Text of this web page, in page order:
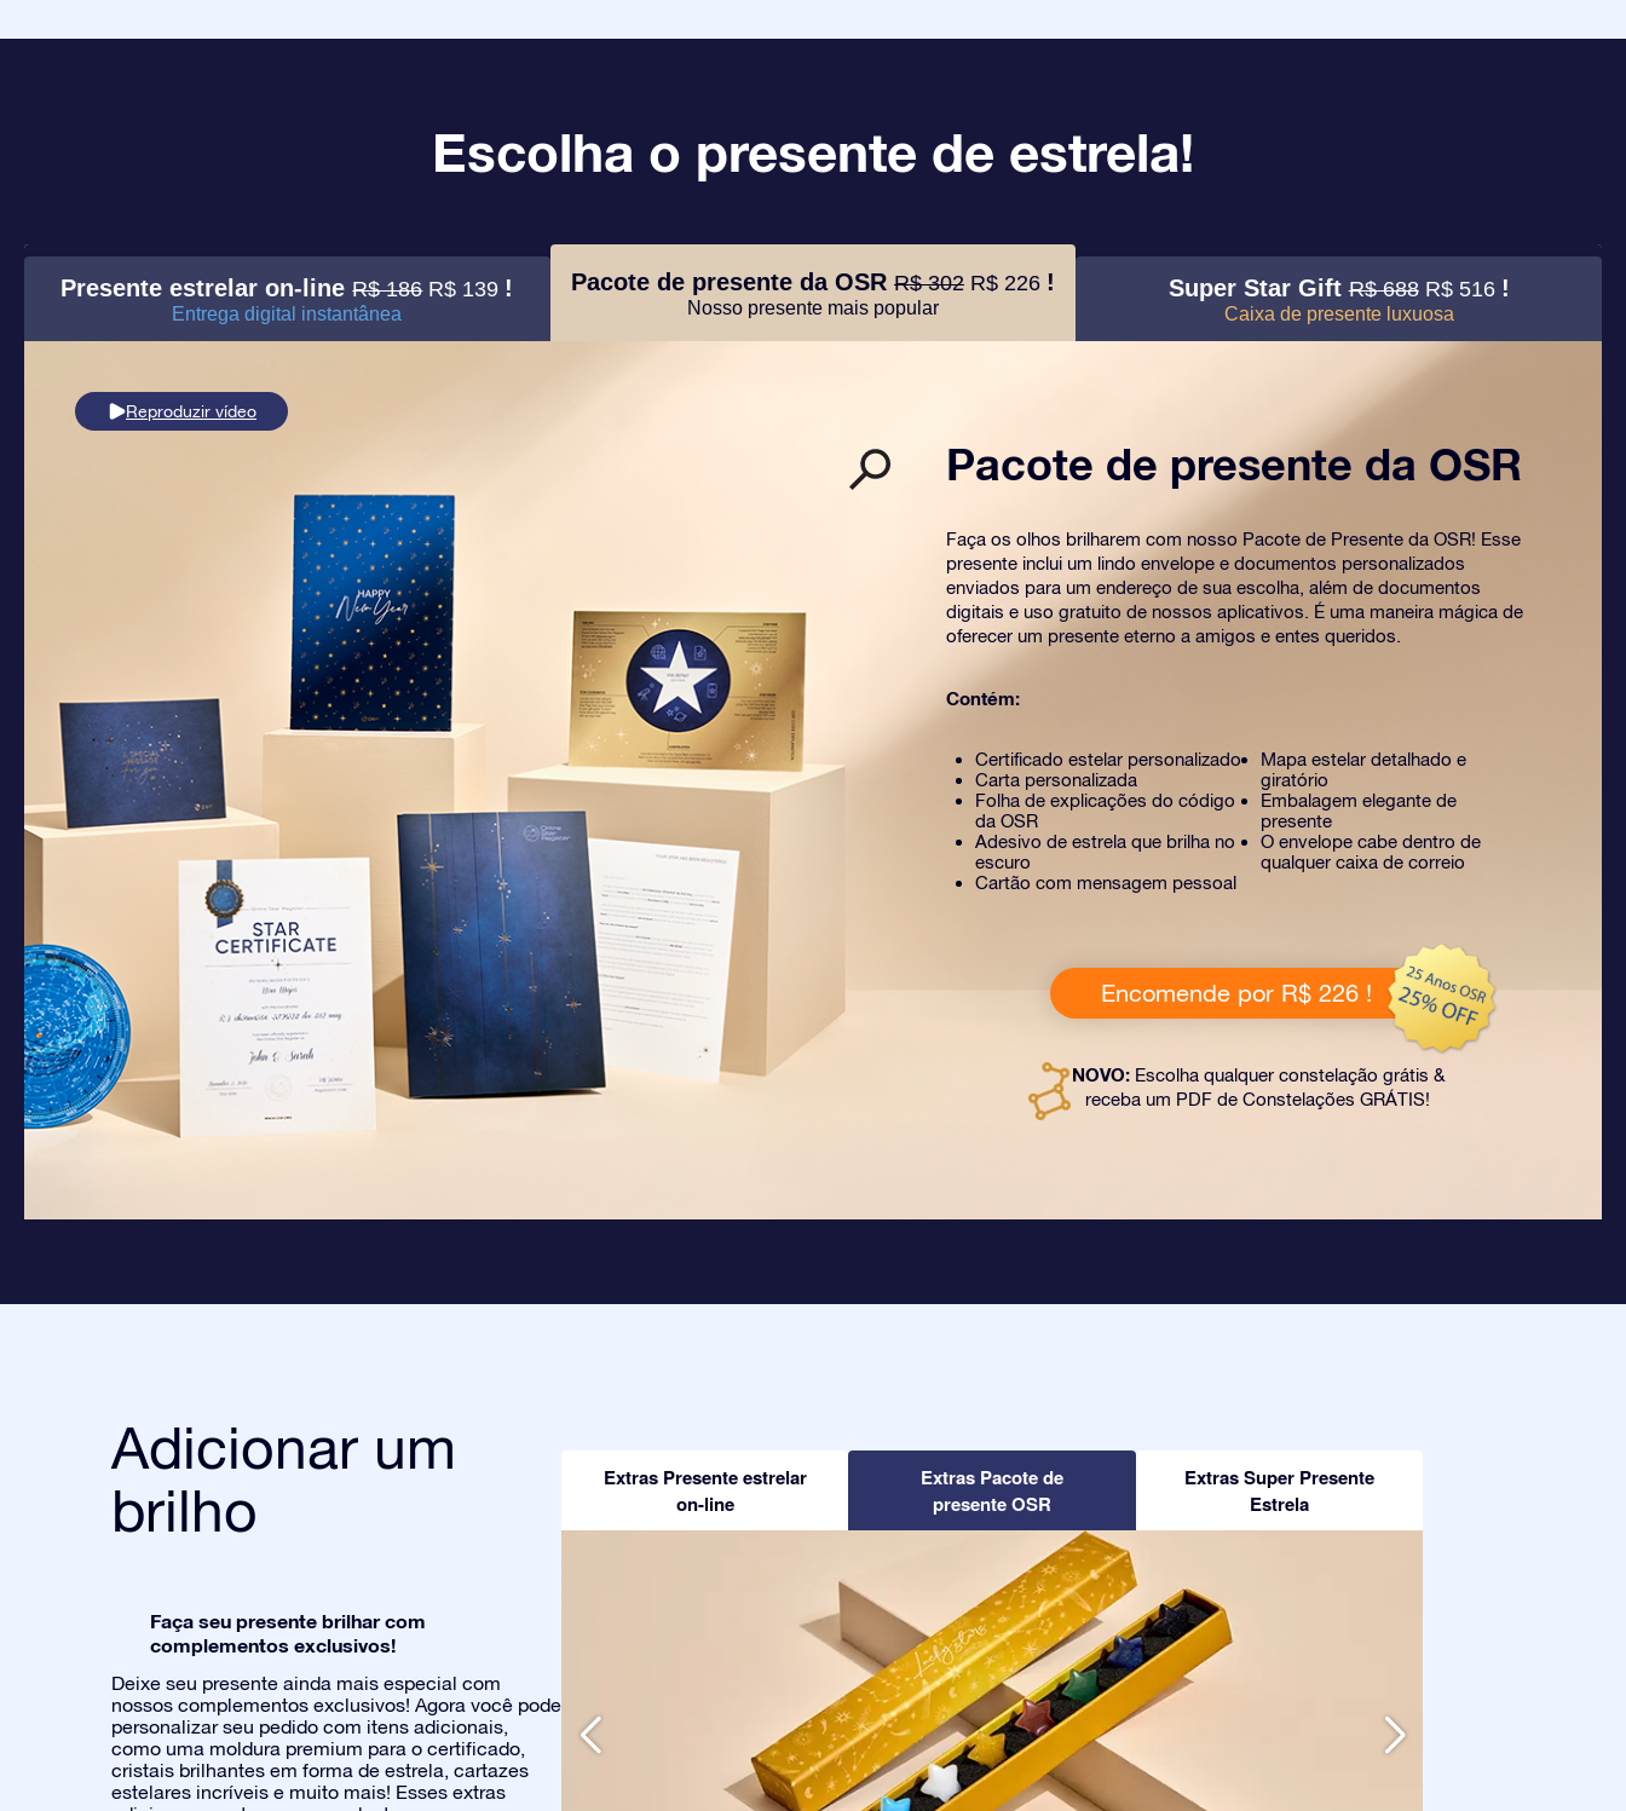
Escolha o presente de estrela!
Presente estrelar on-lineR$ 186 R$ 139 !
Entrega digital instantânea
Pacote de presente da OSR R$ 302 R$ 226 !
Nosso presente mais popular
Super Star GiftR$ 688 R$ 516 !
Caixa de presente luxuosa
Reproduzir vídeo
Pacote de presente da OSR
Faça os olhos brilharem com nosso Pacote de Presente da OSR! Esse
presente inclui um lindo envelope e documentos personalizados
enviados para um endereço de sua escolha, além de documentos
digitais e uso gratuito de nossos aplicativos. É uma maneira mágica de
oferecer um presente eterno a amigos e entes queridos.
Contém:
Certificado estelar personalizado
Carta personalizada
Folha de explicações do código
da OSR
Adesivo de estrela que brilha no
escuro
Cartão com mensagem pessoal
Mapa estelar detalhado e
giratório
Embalagem elegante de
presente
O envelope cabe dentro de
qualquer caixa de correio
Encomende por R$ 226 !
NOVO:Escolha qualquer constelação grátis &
receba um PDF de Constelações GRÁTIS!
Adicionar um
brilho
Faça seu presente brilhar com
complementos exclusivos!
Deixe seu presente ainda mais especial com
nossos complementos exclusivos! Agora você pode
personalizar seu pedido com itens adicionais,
como uma moldura premium para o certificado,
cristais brilhantes em forma de estrela, cartazes
estelares incríveis e muito mais! Esses extras
Extras Presente estrelar
on-line
Extras Pacote de
presente OSR
Extras Super Presente
Estrela